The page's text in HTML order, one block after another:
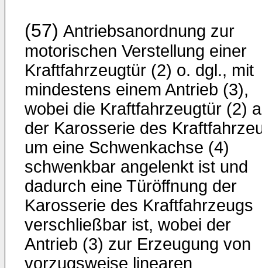
(57) Antriebsanordnung zur
motorischen Verstellung einer
Kraftfahrzeugtür (2) o. dgl., mit
mindestens einem Antrieb (3),
wobei die Kraftfahrzeugtür (2)
der Karosserie des
um eine Schwenkachse (4)
schwenkbar angelenkt ist und
dadurch eine Türöffnung der
Karosserie des Kraftfahrzeugs
verschließbar ist, wobei der
Antrieb (3) zur Erzeugung von
vorzugsweise linearen